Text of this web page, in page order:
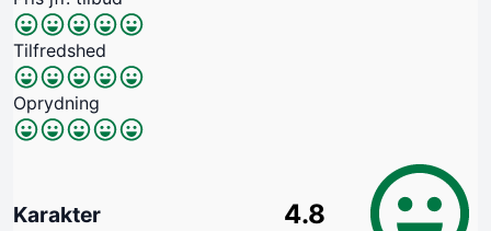
Tilfredshed
Oprydning
Karakter 4.8